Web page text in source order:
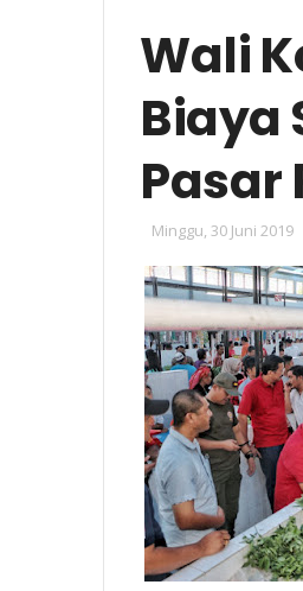
Wali
Biaya
Pasar
Minggu, 30 Juni 2019